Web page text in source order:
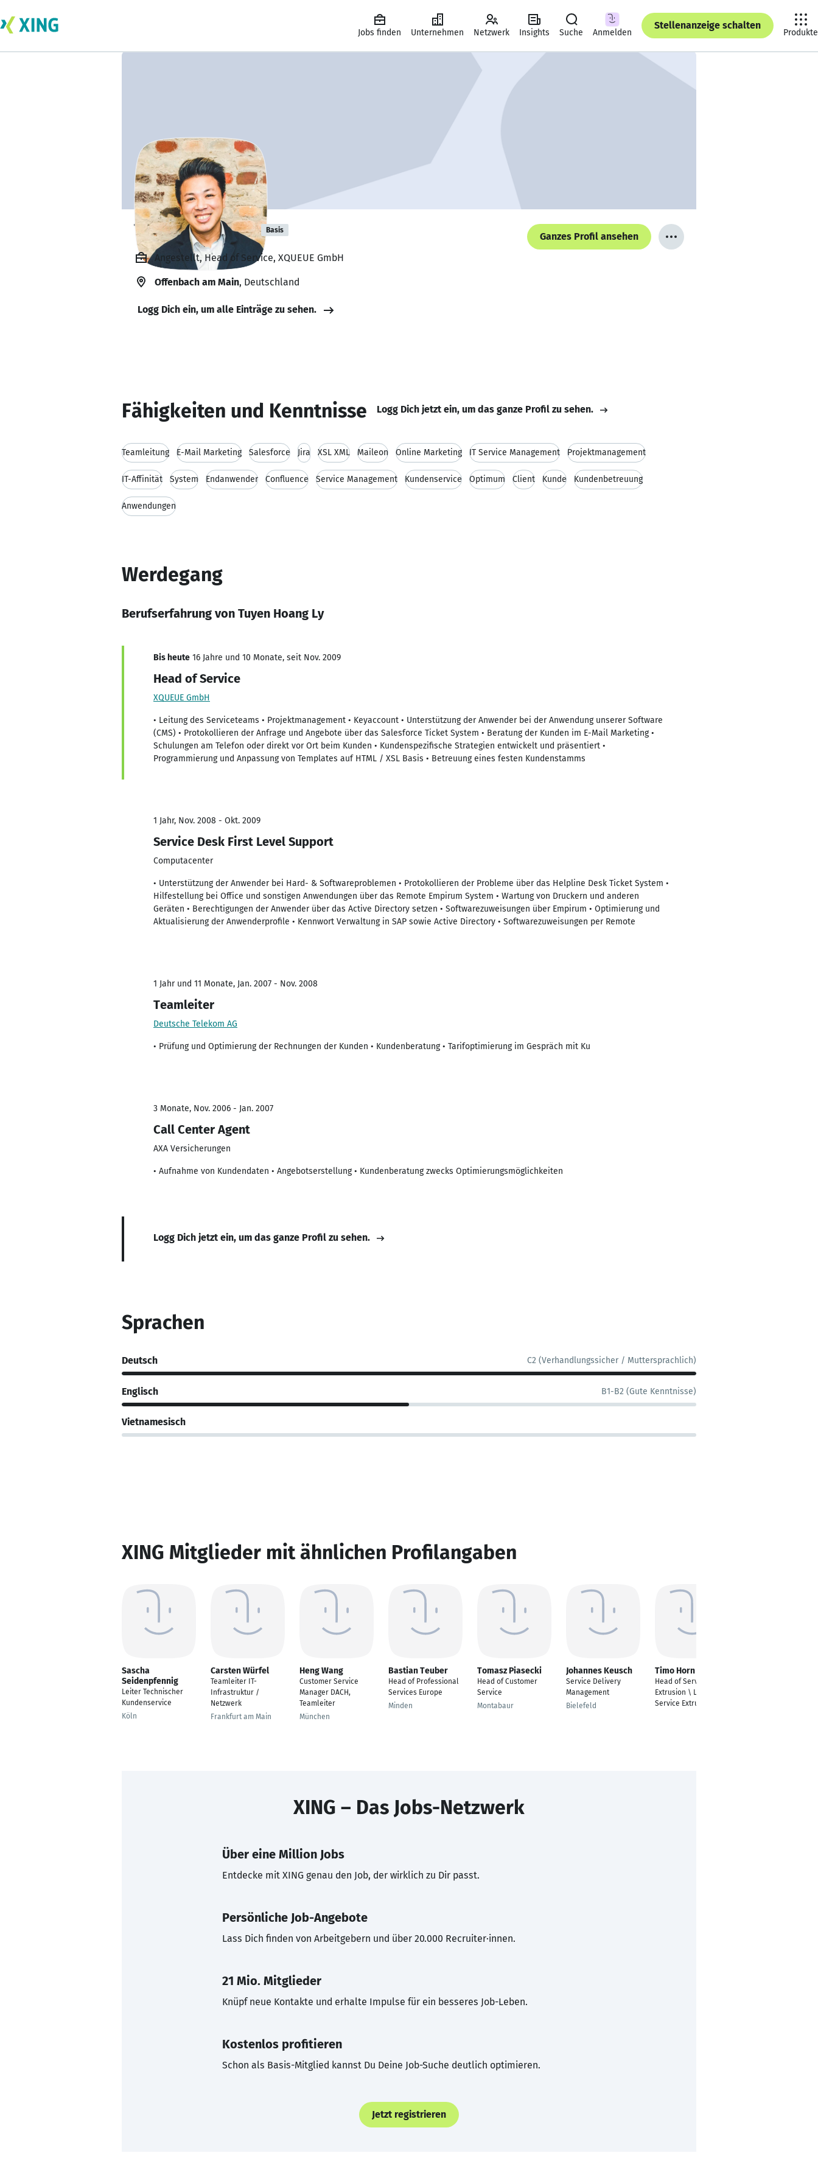
Jobs finden Unternehmen Netzwerk Insights Suche Anmelden
Stellenanzeige schalten
Produkte
Tuyen Hoang Ly Basis
Ganzes Profil ansehen
Angestellt, Head of Service, XQUEUE GmbH
Offenbach am Main, Deutschland
Logg Dich ein, um alle Einträge zu sehen.
Fähigkeiten und Kenntnisse Logg Dich jetzt ein, um das ganze Profil zu sehen.
Teamleitung E-Mail Marketing Salesforce Jira XSL XML Maileon Online Marketing IT Service Management Projektmanagement
IT-Affinität System Endanwender Confluence Service Management Kundenservice Optimum Client Kunde Kundenbetreuung
Anwendungen
Werdegang
Berufserfahrung von Tuyen Hoang Ly
Bis heute 16 Jahre und 10 Monate, seit Nov. 2009
Head of Service
XQUEUE GmbH
• Leitung des Serviceteams • Projektmanagement • Keyaccount • Unterstützung der Anwender bei der Anwendung unserer Software
(CMS) • Protokollieren der Anfrage und Angebote über das Salesforce Ticket System • Beratung der Kunden im E-Mail Marketing •
Schulungen am Telefon oder direkt vor Ort beim Kunden • Kundenspezifische Strategien entwickelt und präsentiert •
Programmierung und Anpassung von Templates auf HTML / XSL Basis • Betreuung eines festen Kundenstamms
1 Jahr, Nov. 2008 - Okt. 2009
Service Desk First Level Support
Computacenter
• Unterstützung der Anwender bei Hard- & Softwareproblemen • Protokollieren der Probleme über das Helpline Desk Ticket System •
Hilfestellung bei Office und sonstigen Anwendungen über das Remote Empirum System • Wartung von Druckern und anderen
Geräten • Berechtigungen der Anwender über das Active Directory setzen • Softwarezuweisungen über Empirum • Optimierung und
Aktualisierung der Anwenderprofile • Kennwort Verwaltung in SAP sowie Active Directory • Softwarezuweisungen per Remote
1 Jahr und 11 Monate, Jan. 2007 - Nov. 2008
Teamleiter
Deutsche Telekom AG
• Prüfung und Optimierung der Rechnungen der Kunden • Kundenberatung • Tarifoptimierung im Gespräch mit Ku
3 Monate, Nov. 2006 - Jan. 2007
Call Center Agent
AXA Versicherungen
• Aufnahme von Kundendaten • Angebotserstellung • Kundenberatung zwecks Optimierungsmöglichkeiten
Logg Dich jetzt ein, um das ganze Profil zu sehen.
Sprachen
Deutsch C2 (Verhandlungssicher / Muttersprachlich)
Englisch B1-B2 (Gute Kenntnisse)
Vietnamesisch
XING Mitglieder mit ähnlichen Profilangaben
Sascha
Seidenpfennig
Leiter Technischer
Kundenservice
Köln
Carsten Würfel
Teamleiter IT-
Infrastruktur /
Netzwerk
Frankfurt am Main
Heng Wang
Customer Service
Manager DACH,
Teamleiter
München
Bastian Teuber
Head of Professional
Services Europe
Minden
Tomasz Piasecki
Head of Customer
Service
Montabaur
Johannes Keusch
Service Delivery
Management
Bielefeld
Timo Horn
Head of Service
Extrusion \ Leitung
Service Extrusion
XING – Das Jobs-Netzwerk
Über eine Million Jobs
Entdecke mit XING genau den Job, der wirklich zu Dir passt.
Persönliche Job-Angebote
Lass Dich finden von Arbeitgebern und über 20.000 Recruiter·innen.
21 Mio. Mitglieder
Knüpf neue Kontakte und erhalte Impulse für ein besseres Job-Leben.
Kostenlos profitieren
Schon als Basis-Mitglied kannst Du Deine Job-Suche deutlich optimieren.
Jetzt registrieren